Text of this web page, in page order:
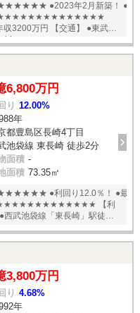
2月新築！ ●
6,800万円
り 12.00%
年
都豊島区長崎4丁目
池袋線 東長崎 徒歩2分
面積 -
面積 73.35㎡
12.0％！ ●最
3,800万円
り 4.68%
年